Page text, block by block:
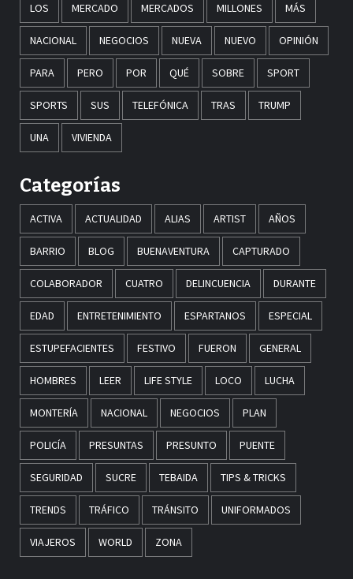
LOS MERCADO MERCADOS MILLONES MÁS
NACIONAL NEGOCIOS NUEVA NUEVO OPINIÓN
PARA PERO POR QUÉ SOBRE SPORT
SPORTS SUS TELEFÓNICA TRAS TRUMP
UNA VIVIENDA
Categorías
ACTIVA ACTUALIDAD ALIAS ARTIST AÑOS
BARRIO BLOG BUENAVENTURA CAPTURADO
COLABORADOR CUATRO DELINCUENCIA DURANTE
EDAD ENTRETENIMIENTO ESPARTANOS ESPECIAL
ESTUPEFACIENTES FESTIVO FUERON GENERAL
HOMBRES LEER LIFE STYLE LOCO LUCHA
MONTERÍA NACIONAL NEGOCIOS PLAN
POLICÍA PRESUNTAS PRESUNTO PUENTE
SEGURIDAD SUCRE TEBAIDA TIPS & TRICKS
TRENDS TRÁFICO TRÁNSITO UNIFORMADOS
VIAJEROS WORLD ZONA